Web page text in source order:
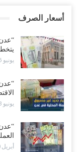
أسعار الصرف
يتخطى
يونيو 15, 2025
يونيو 13, 2025
أبريل 30, 2025